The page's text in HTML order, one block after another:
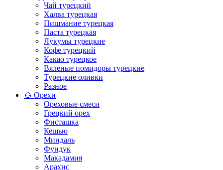
Чай турецкий
Халва турецкая
Пишмание турецкая
Паста турецкая
Лукумы турецкие
Кофе турецкий
Какао турецкое
Вяленые помидоры турецкие
Турецкие оливки
Разное
🌰 Орехи
Ореховые смеси
Грецкий орех
Фисташка
Кешью
Миндаль
Фундук
Макадамия
Арахис